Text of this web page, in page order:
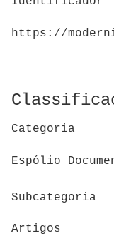
https://
Categoria
Espólio
Subcategoria
Artigos